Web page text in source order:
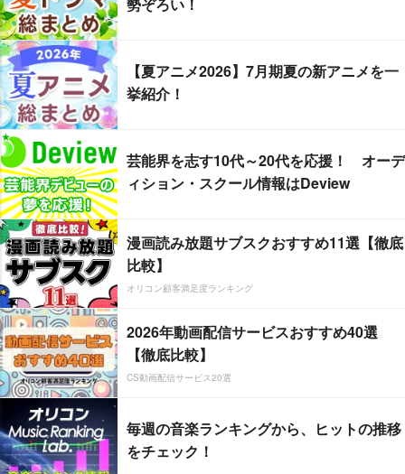
【夏アニメ2026】7月期夏の新アニメを一
挙紹介！
芸能界を志す10代～20代を応援！ オーデ
ィション・スクール情報はDeview
漫画読み放題サブスクおすすめ11選【徹底
比較】
オリコン顧客満足度ランキング
2026年動画配信サービスおすすめ40選
【徹底比較】
CS動画配信サービス20選
毎週の音楽ランキングから、ヒットの推移
をチェック！